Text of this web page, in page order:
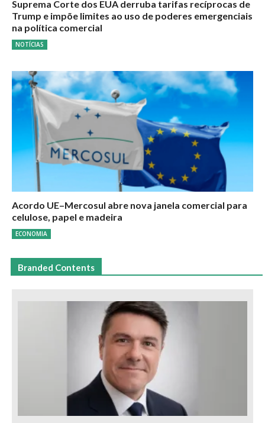
Suprema Corte dos EUA derruba tarifas recíprocas de
Trump e impõe limites ao uso de poderes emergenciais
na política comercial
NOTÍCIAS
Acordo UE–Mercosul abre nova janela comercial para
celulose, papel e madeira
ECONOMIA
Branded Contents